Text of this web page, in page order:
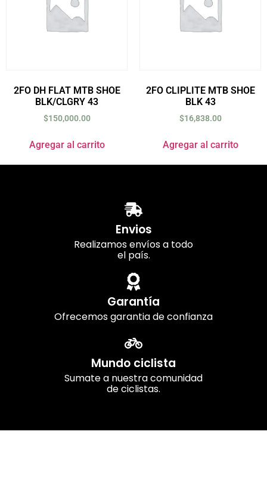
2FO DH FLAT MTB SHOE
BLK/CLGRY 43
$150,000.00
Agregar al carrito
2FO CLIPLITE MTB SHOE
BLK 43
$16,838.00
Agregar al carrito
Envios
Realizamos envíos a todo
el país.
Garantía
Ofrecemos garantia de confianza
Mundo ciclista
Sumate a nuestra comunidad
de ciclistas.